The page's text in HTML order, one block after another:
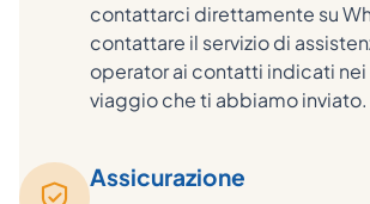
contattarci direttamente su
contattare il servizio di
operator ai contatti indicati
viaggio che ti abbiamo inviato.
Assicurazione